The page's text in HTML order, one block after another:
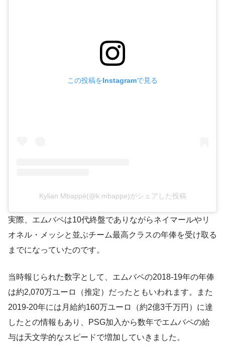
この投稿をInstagramで見る
Kylian Mbappé(@k.mbappe)がシェアした投稿
実際、エムバペは10代終盤でありながらネイマールやリ
オネル・メッシと並ぶチーム最高クラスの年俸を受け取る
までになっていたのです​。
当時報じられた数字として、エムバペの2018-19年の年俸
は約2,070万ユーロ（推定）だったともいわれます​。また
2019-20年には月給約160万ユーロ（約2億3千万円）に達
したとの情報もあり​、PSG加入から数年でエムバペの給
与は天文学的なスピードで増加していきました。